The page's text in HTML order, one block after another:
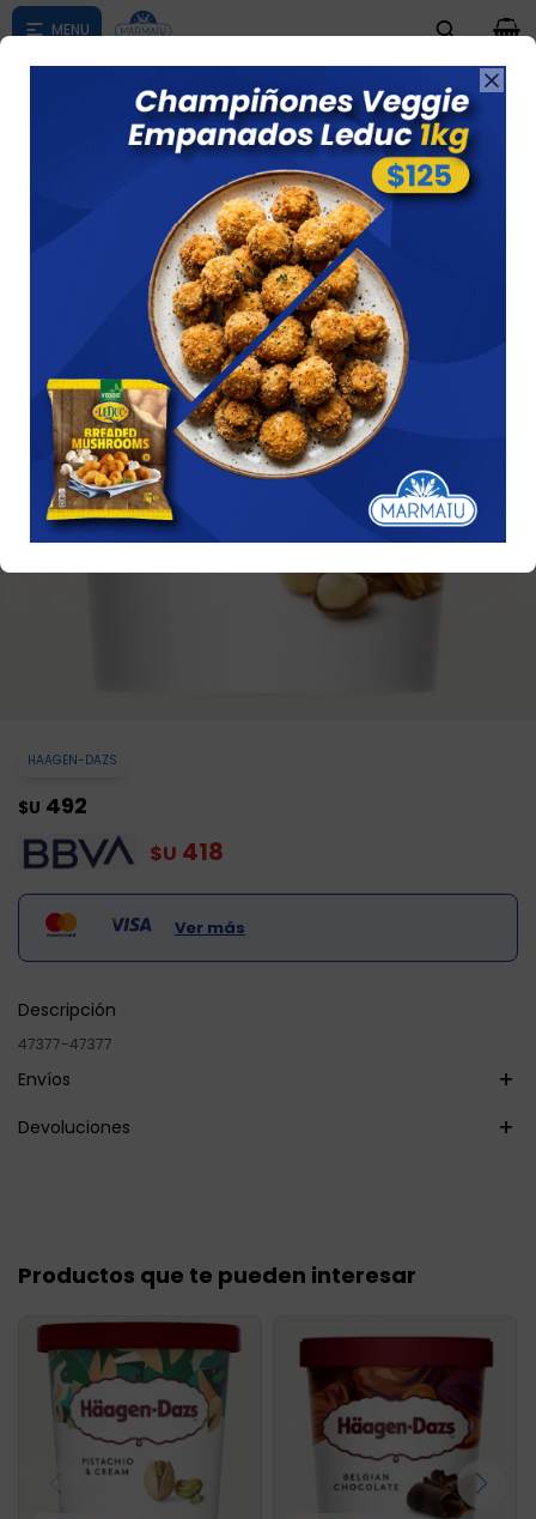

según su zona
0

Haagen-dazs Macadamia 473 Ml
HAAGEN-DAZS
$U 492
$U 418
Ver más
Descripción
47377-47377
Envíos
Devoluciones
Productos que te pueden interesar